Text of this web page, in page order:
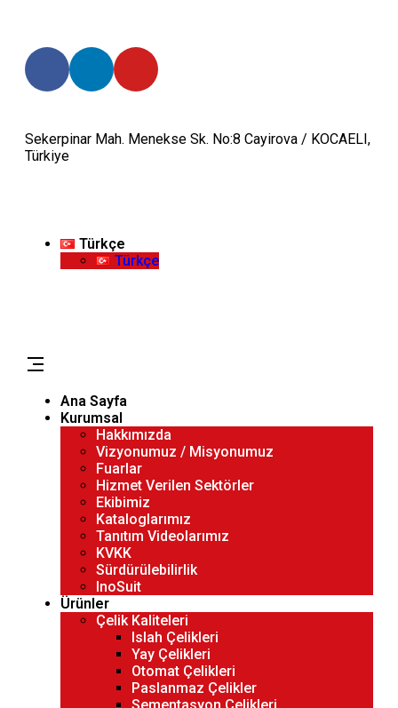
Sekerpinar Mah. Menekse Sk. No:8 Cayirova / KOCAELI,
Türkiye
Türkçe
Türkçe
Ana Sayfa
Kurumsal
Hakkımızda
Vizyonumuz / Misyonumuz
Fuarlar
Hizmet Verilen Sektörler
Ekibimiz
Kataloglarımız
Tanıtım Videolarımız
KVKK
Sürdürülebilirlik
InoSuit
Ürünler
Çelik Kaliteleri
Islah Çelikleri
Yay Çelikleri
Otomat Çelikleri
Paslanmaz Çelikler